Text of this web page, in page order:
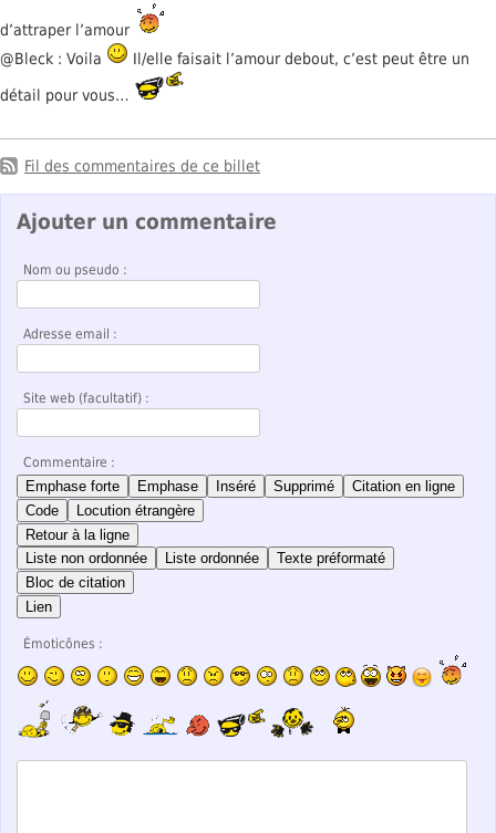
d’attraper l’amour
@Bleck : Voila
Il/elle faisait l’amour debout, c’est peut être un
détail pour vous…
Fil des commentaires de ce billet
Ajouter un commentaire
Nom ou pseudo :
Adresse email :
Site web (facultatif) :
Commentaire :
Emphase forte Emphase Inséré Supprimé
Citation en ligne
Code
Locution étrangère
Retour à la ligne
Liste non ordonnée
Liste ordonnée
Texte préformaté
Bloc de citation
Lien
Émoticônes :